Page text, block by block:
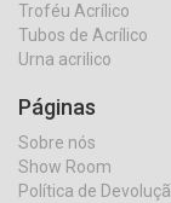
Troféu Acrílico
Tubos de Acrílico
Urna acrilico
Páginas
Sobre nós
Show Room
Política de